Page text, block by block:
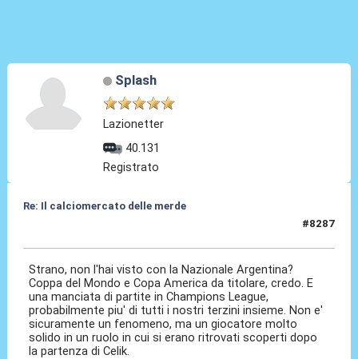
Splash
Lazionetter
40.131
Registrato
Re: Il calciomercato delle merde
#8287
Strano, non l'hai visto con la Nazionale Argentina?
Coppa del Mondo e Copa America da titolare, credo. E
una manciata di partite in Champions League,
probabilmente piu' di tutti i nostri terzini insieme. Non e'
sicuramente un fenomeno, ma un giocatore molto
solido in un ruolo in cui si erano ritrovati scoperti dopo
la partenza di Celik.